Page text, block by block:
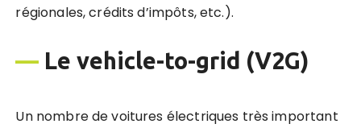
régionales, crédits d’impôts, etc.).
— Le vehicle-to-grid (V2G)
Un nombre de voitures électriques très important